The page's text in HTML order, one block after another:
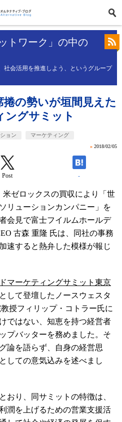
トワーク」の中の
社会活用を推進しよう、というグループ
の勢いが垣間見えた
ングサミット
ョン マーケティング
» 2018/02/05
Post -
米ゼロックスの買収により「世
リューションカンパニー」を
会見で富士フイルムホールデ
古森 重隆 氏は、同社の事務
速すると熱弁した模様が報じ
マーケティングサミット東京
して登壇したノースウェスタ
授フィリップ・コトラー氏に
ではない、知恵を持つ経営者
プバッターを務めました。そ
論を語らず、自身の経営思
しての意気込みを述べまし
おり、同サミットの特徴は、
潤を上げるための営業支援活